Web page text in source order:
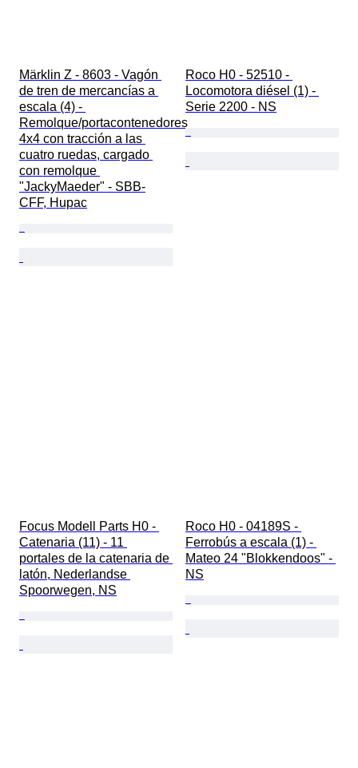
Märklin Z - 8603 - Vagón
de tren de mercancías a
escala (4) -
Remolque/portacontenedores
4x4 con tracción a las
cuatro ruedas, cargado
con remolque
"JackyMaeder" - SBB-
CFF, Hupac
Roco H0 - 52510 -
Locomotora diésel (1) -
Serie 2200 - NS
Focus Modell Parts H0 -
Catenaria (11) - 11
portales de la catenaria de
latón, Nederlandse
Spoorwegen, NS
Roco H0 - 04189S -
Ferrobús a escala (1) -
Mateo 24 "Blokkendoos" -
NS